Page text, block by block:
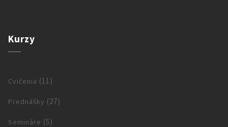
Kurzy
Cvičenia (11)
Prednášky (27)
Semináre (5)